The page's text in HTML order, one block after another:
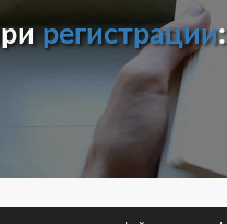
регистрации: